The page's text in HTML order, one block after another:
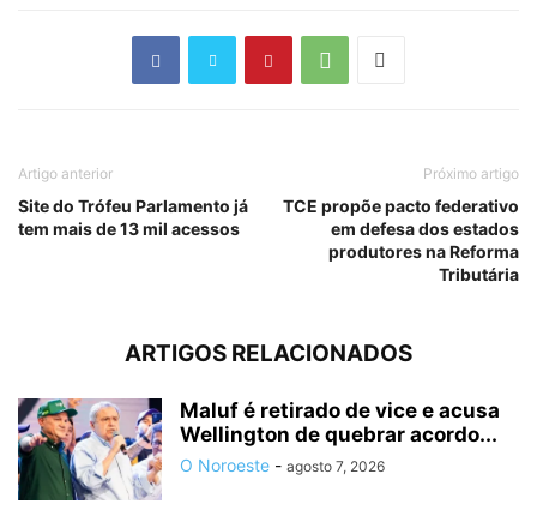
Artigo anterior
Site do Trófeu Parlamento já
tem mais de 13 mil acessos
Próximo artigo
TCE propõe pacto federativo
em defesa dos estados
produtores na Reforma
Tributária
ARTIGOS RELACIONADOS
Maluf é retirado de vice e acusa
Wellington de quebrar acordo...
O Noroeste - agosto 7, 2026